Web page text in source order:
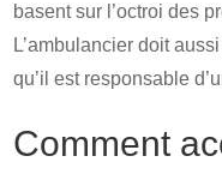
basent sur l’octroi des
L’ambulancier doit
qu’il est responsable
Comment